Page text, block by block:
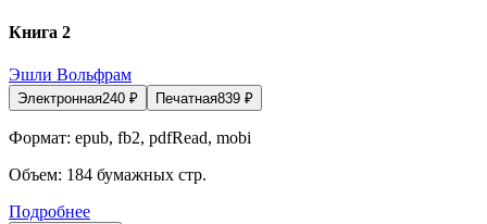
Книга 2
Эшли Вольфрам
Электронная240 ₽ Печатная839 ₽
Формат: epub, fb2, pdfRead, mobi
Объем: 184 бумажных стр.
Подробнее